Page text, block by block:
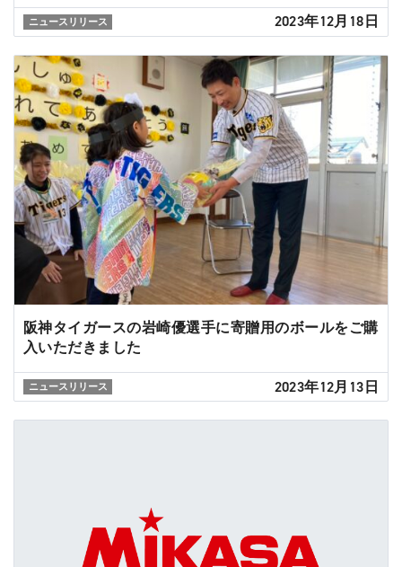
ニュースリリース 2023年12月18日
阪神タイガースの岩崎優選手に寄贈用のボールをご購
入いただきました
ニュースリリース 2023年12月13日